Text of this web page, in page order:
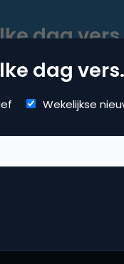
dag
Wekelijkse
dag
Wekelijkse